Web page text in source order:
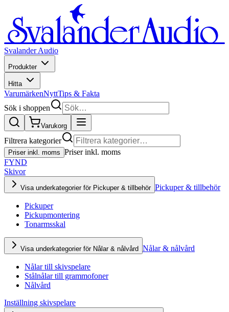
Svalander Audio
Produkter
Hitta
VarumärkenNyttTips & Fakta
Sök i shoppen
Varukorg
Filtrera kategorier
Priser inkl. moms Priser inkl. moms
FYND
Skivor
Visa underkategorier för Pickuper & tillbehör Pickuper & tillbehör
Pickuper
Pickupmontering
Tonarmsskal
Visa underkategorier för Nålar & nålvård Nålar & nålvård
Nålar till skivspelare
Stålnålar till grammofoner
Nålvård
Inställning skivspelare